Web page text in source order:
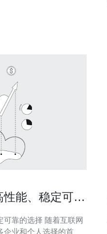
能、稳定可靠
择 随着互联网
企业和个人选择的首